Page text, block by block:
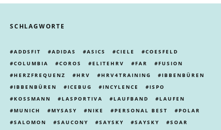
SCHLAGWORTE
ADDSFIT ADIDAS ASICS CIELE
COESFELD
COLUMBIA
COROS ELITEHRV FAR
FUSION
HERZFREQUENZ
HRV HRV4TRAINING
IBBENBÜREN
IBBENBÜREN
ICEBUG INCYLENCE
ISPO
KOSSMANN
LASPORTIVA LAUFBAND
LAUFEN
MUNICH
MYSASY NIKE PERSONAL BEST
POLAR
SALOMON
SAUCONY SAYSKY SAYSKY
SOAR